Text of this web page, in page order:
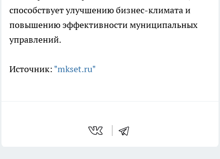
способствует улучшению бизнес-климата и
повышению эффективности муниципальных
управлений.
Источник: "mkset.ru"